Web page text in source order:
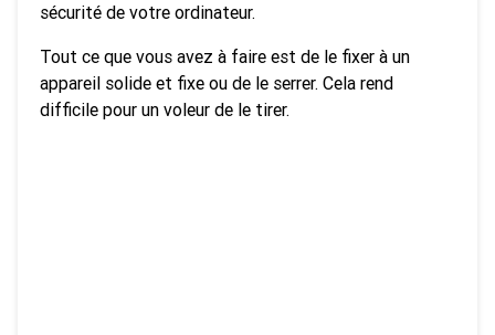
sécurité de votre ordinateur.
Tout ce que vous avez à faire est de le fixer à un
appareil solide et fixe ou de le serrer. Cela rend
difficile pour un voleur de le tirer.